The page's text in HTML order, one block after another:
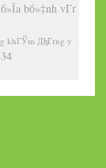
bб»‡nh vГґ
khГЎm ДђГґng y